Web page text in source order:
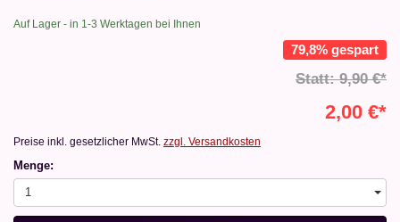
Auf Lager - in 1-3 Werktagen bei Ihnen
79,8% gespart
Statt: 9,90 €*
2,00 €*
Preise inkl. gesetzlicher MwSt. zzgl. Versandkosten
Menge:
1